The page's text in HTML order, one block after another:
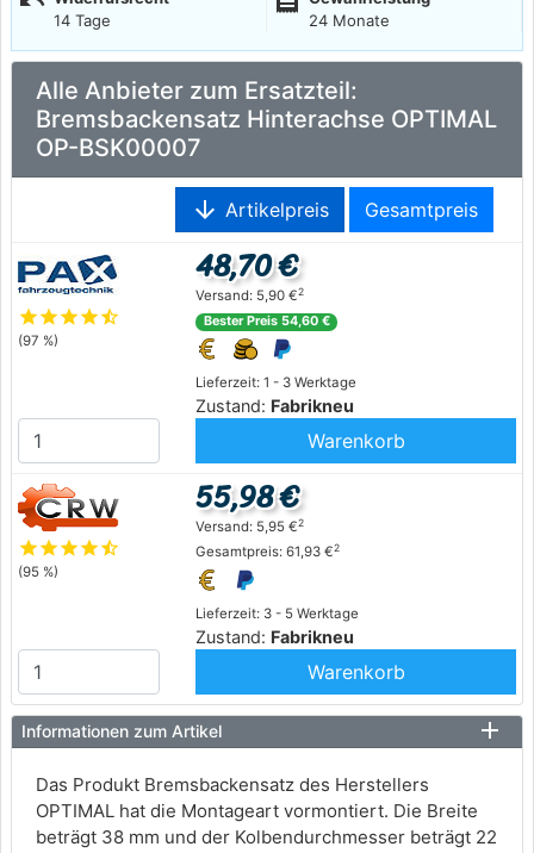
14 Tage
24 Monate
Alle Anbieter zum Ersatzteil:
Bremsbackensatz Hinterachse OPTIMAL
OP-BSK00007
arrow_downward Artikelpreis Gesamtpreis
starstarstarstarstar_half
(97 %)
Lieferzeit: 1 - 3 Werktage
Zustand: Fabrikneu
48,70 €
Versand: 5,90 €2
Bester Preis 54,60 €
Warenkorb
starstarstarstarstar_half
(95 %)
Lieferzeit: 3 - 5 Werktage
Zustand: Fabrikneu
55,98 €
Versand: 5,95 €2
Gesamtpreis: 61,93 €2
Warenkorb
Informationen zum Artikel
Das Produkt Bremsbackensatz des Herstellers
OPTIMAL hat die Montageart vormontiert. Die Breite
beträgt 38 mm und der Kolbendurchmesser beträgt 22